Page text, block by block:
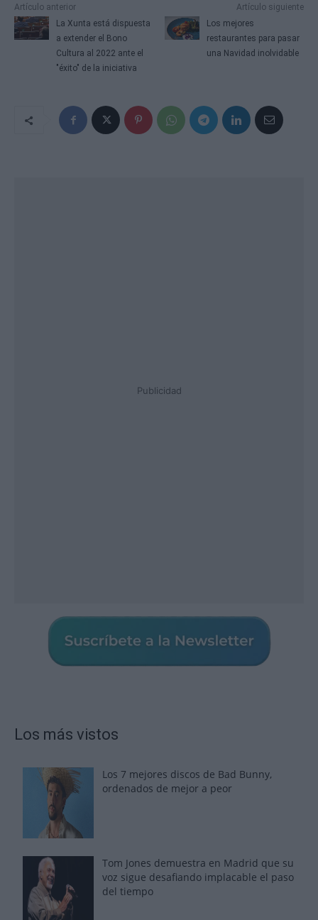
Artículo anterior
La Xunta está dispuesta
a extender el Bono
Cultura al 2022 ante el
"éxito" de la iniciativa
Artículo siguiente
Los mejores
restaurantes para pasar
una Navidad inolvidable
Publicidad
Los más vistos
Los 7 mejores discos de Bad Bunny,
ordenados de mejor a peor
Tom Jones demuestra en Madrid que su
voz sigue desafiando implacable el paso
del tiempo